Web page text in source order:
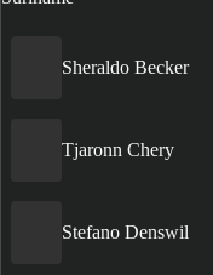
Sheraldo Becker
Tjaronn Chery
Stefano Denswil